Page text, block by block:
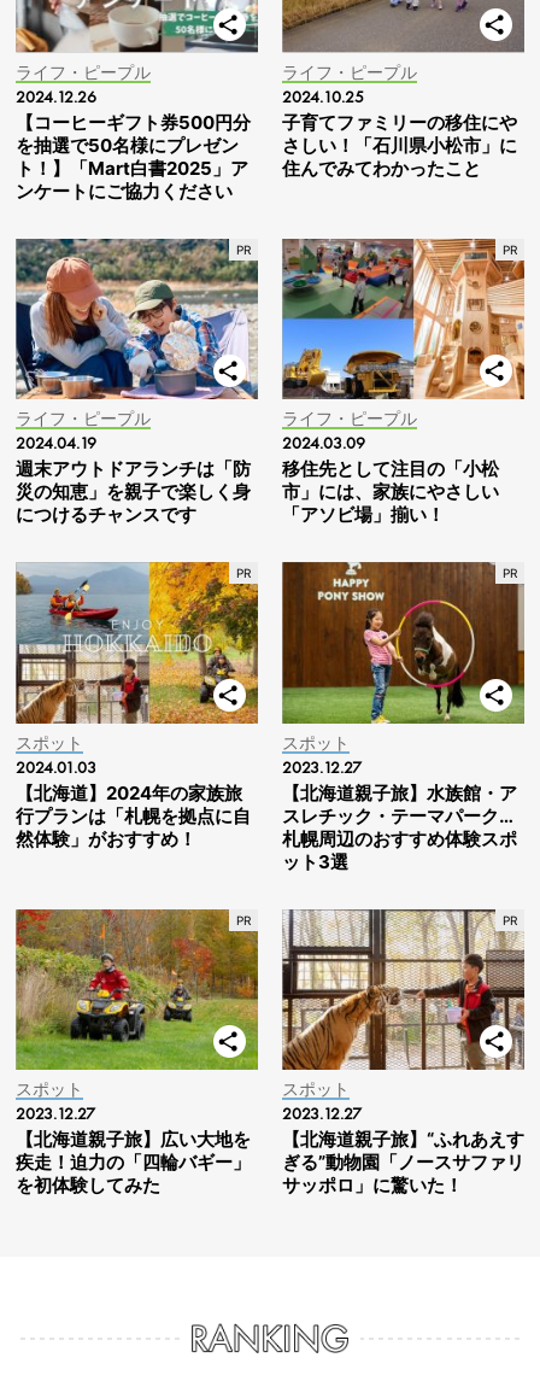
ライフ・ピープル
2024.12.26
【コーヒーギフト券500円分
を抽選で50名様にプレゼン
ト！】「Mart白書2025」ア
ンケートにご協力ください
ライフ・ピープル
2024.10.25
子育てファミリーの移住にや
さしい！「石川県小松市」に
住んでみてわかったこと
ライフ・ピープル
2024.04.19
週末アウトドアランチは「防
災の知恵」を親子で楽しく身
につけるチャンスです
ライフ・ピープル
2024.03.09
移住先として注目の「小松
市」には、家族にやさしい
「アソビ場」揃い！
スポット
2024.01.03
【北海道】2024年の家族旅
行プランは「札幌を拠点に自
然体験」がおすすめ！
スポット
2023.12.27
【北海道親子旅】水族館・ア
スレチック・テーマパーク…
札幌周辺のおすすめ体験スポ
ット3選
スポット
2023.12.27
【北海道親子旅】広い大地を
疾走！迫力の「四輪バギー」
を初体験してみた
スポット
2023.12.27
【北海道親子旅】“ふれあえす
ぎる”動物園「ノースサファリ
サッポロ」に驚いた！